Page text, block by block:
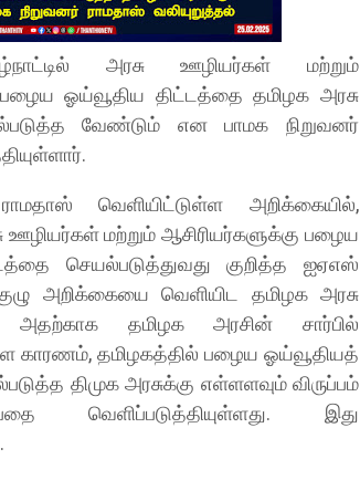
அரசு ஊழியர்கள் மற்றும்
பழைய ஓய்வூதிய திட்டத்தை தமிழக அரசு
வேண்டும் என பாமக நிறுவனர்
வெளியிட்டுள்ள அறிக்கையில்,
ஊழியர்கள் மற்றும் ஆசிரியர்களுக்கு பழைய
செயல்படுத்துவது குறித்த ஐஏஎஸ்
அறிக்கையை வெளியிட தமிழக அரசு
அதற்காக தமிழக அரசின் சார்பில்
காரணம், தமிழகத்தில் பழைய ஓய்வூதியத்
திமுக அரசுக்கு எள்ளளவும் விருப்பம்
வெளிப்படுத்தியுள்ளது. இது